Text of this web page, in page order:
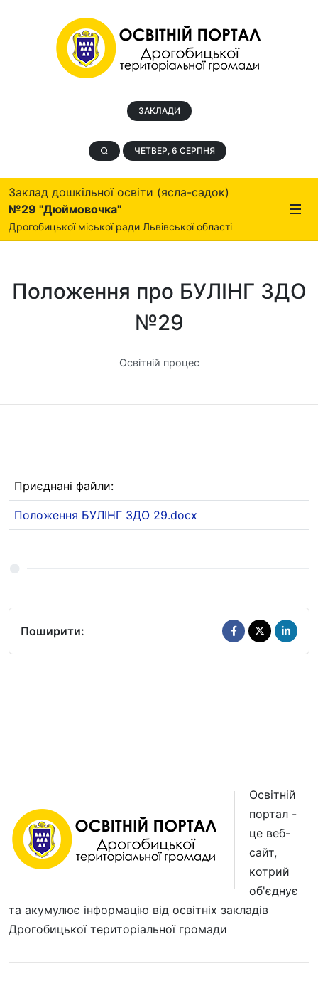
ЗАКЛАДИ
ЧЕТВЕР, 6 СЕРПНЯ
Заклад дошкільної освіти (ясла-садок)
№29 "Дюймовочка"
Дрогобицької міської ради Львівської області
Положення про БУЛІНГ ЗДО
№29
Освітній процес
Приєднані файли:
Положення БУЛІНГ ЗДО 29.docx
Поширити:
Освітній
портал -
це веб-
сайт,
котрий
об'єднує
та акумулює інформацію від освітніх закладів
Дрогобицької територіальної громади